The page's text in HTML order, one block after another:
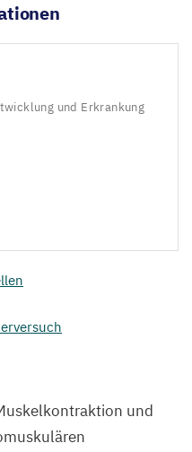
und Erkrankung
und